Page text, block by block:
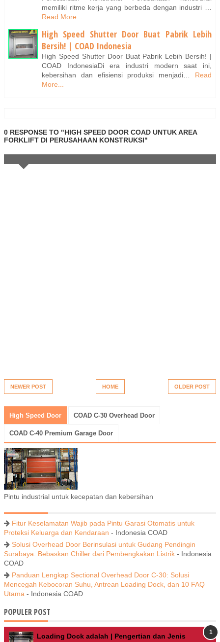
memiliki ritme kerja yang berbeda dengan industri …
Read More...
High Speed Shutter Door Buat Pabrik Lebih
Bersih! | COAD Indonesia
High Speed Shutter Door Buat Pabrik Lebih Bersih! |
COAD IndonesiaDi era industri modern saat ini,
kebersihan dan efisiensi produksi menjadi…
Read
More...
0 RESPONSE TO "HIGH SPEED DOOR COAD UNTUK AREA
FORKLIFT DI PERUSAHAAN KONSTRUKSI"
NEWER POST OLDER POST
HOME
High Speed Door COAD C-30 Overhead Door
COAD C-40 Premium Garage Door
Pintu industrial untuk kecepatan dan kebersihan
Fitur Keselamatan Wajib pada Pintu Garasi Otomatis untuk
Proteksi Keluarga dan Kendaraan - Indonesia COAD
Solusi Overhead Door Berinsulasi untuk Gudang Pendingin
Surabaya: Bebaskan Chiller dari Pembengkakan Listrik - Indonesia
COAD
Panduan Lengkap Sectional Overhead Door C-30: Solusi
Mencegah Kebocoran Suhu, Antrean Loading Dock, dan 10 FAQ
Utama - Indonesia COAD
POPULER POST
Loading Dock adalah | Pengertian dan Jenis